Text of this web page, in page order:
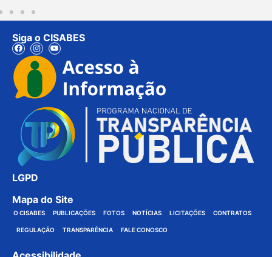
Siga o CISABES
LGPD
Mapa do Site
O CISABES PUBLICAÇÕES FOTOS NOTÍCIAS LICITAÇÕES CONTRATOS
REGULAÇÃO TRANSPARÊNCIA FALE CONOSCO